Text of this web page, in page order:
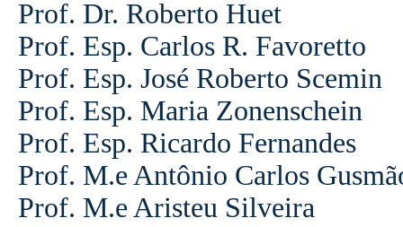
Prof. Dr. Roberto Huet
Prof. Esp. Carlos R. Favoretto
Prof. Esp. José Roberto Scemin
Prof. Esp. Maria Zonenschein
Prof. Esp. Ricardo Fernandes
Prof. M.e Antônio Carlos
Prof. M.e Aristeu Silveira